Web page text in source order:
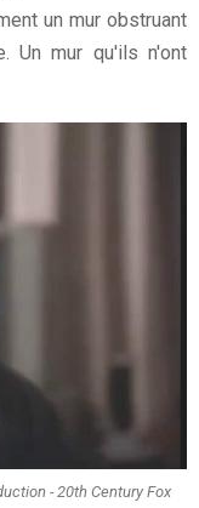
un mur obstruant
Un mur qu'ils n'ont
- 20th Century Fox